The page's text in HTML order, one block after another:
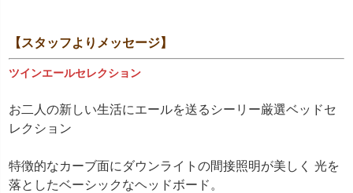
【スタッフよりメッセージ】
ツインエールセレクション
お二人の新しい生活にエールを送るシーリー厳選ベッドセ
レクション
特徴的なカーブ面にダウンライトの間接照明が美しく 光を
落としたベーシックなヘッドボード。